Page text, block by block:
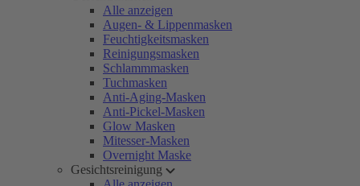
Alle anzeigen
Augen- & Lippenmasken
Feuchtigkeitsmasken
Reinigungsmasken
Schlammmasken
Tuchmasken
Anti-Aging-Masken
Anti-Pickel-Masken
Glow Masken
Mitesser-Masken
Overnight Maske
Gesichtsreinigung